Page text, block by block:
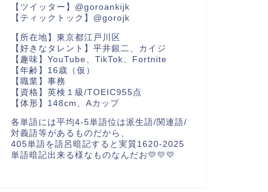
【ツイッター】@goroankijk
【ティックトック】@gorojk
【所在地】東京都江戸川区
【好きなタレント】平井銀二、カイジ
【趣味】YouTube、TikTok、Fortnite
【年齢】16歳（仮）
【職業】事務
【資格】英検１級/TOEIC955点
【体形】148cm、Aカップ
各単語には平均4-5単語位は派生語/関連語/
対義語等があるものだから、
405単語を語呂暗記すると実質1620-2025
単語暗記出来る様なものなんだお💛💛💛